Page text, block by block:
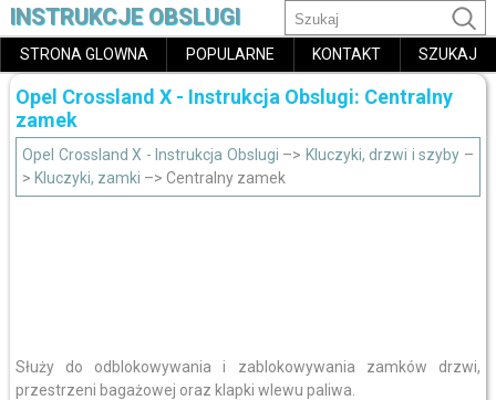
INSTRUKCJE OBSLUGI
STRONA GLOWNA POPULARNE KONTAKT SZUKAJ
Opel Crossland X - Instrukcja Obslugi: Centralny
zamek
Opel Crossland X - Instrukcja Obslugi –> Kluczyki, drzwi i szyby –
> Kluczyki, zamki –> Centralny zamek
Służy do odblokowywania i zablokowywania zamków drzwi,
przestrzeni bagażowej oraz klapki wlewu paliwa.